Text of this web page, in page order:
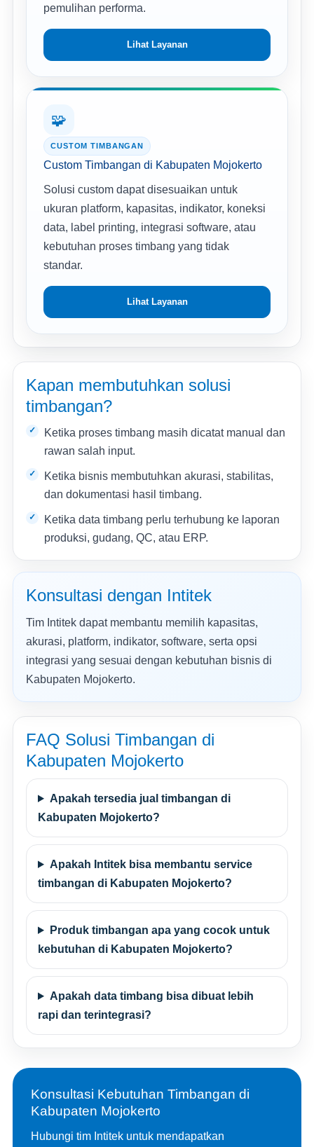
pemulihan performa.
Lihat Layanan
🧩
CUSTOM TIMBANGAN
Custom Timbangan di Kabupaten Mojokerto
Solusi custom dapat disesuaikan untuk
ukuran platform, kapasitas, indikator, koneksi
data, label printing, integrasi software, atau
kebutuhan proses timbang yang tidak
standar.
Lihat Layanan
Kapan membutuhkan solusi
timbangan?
Ketika proses timbang masih dicatat manual dan
rawan salah input.
Ketika bisnis membutuhkan akurasi, stabilitas,
dan dokumentasi hasil timbang.
Ketika data timbang perlu terhubung ke laporan
produksi, gudang, QC, atau ERP.
Konsultasi dengan Intitek
Tim Intitek dapat membantu memilih kapasitas,
akurasi, platform, indikator, software, serta opsi
integrasi yang sesuai dengan kebutuhan bisnis di
Kabupaten Mojokerto.
FAQ Solusi Timbangan di
Kabupaten Mojokerto
Apakah tersedia jual timbangan di
Kabupaten Mojokerto?
Apakah Intitek bisa membantu service
timbangan di Kabupaten Mojokerto?
Produk timbangan apa yang cocok untuk
kebutuhan di Kabupaten Mojokerto?
Apakah data timbang bisa dibuat lebih
rapi dan terintegrasi?
Konsultasi Kebutuhan Timbangan di
Kabupaten Mojokerto
Hubungi tim Intitek untuk mendapatkan